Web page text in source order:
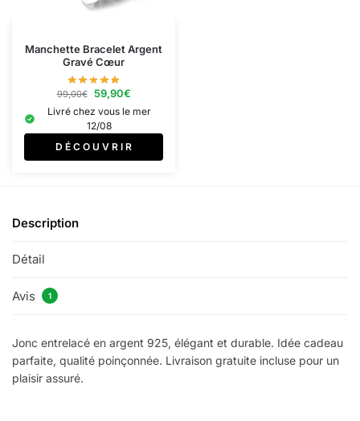
Manchette Bracelet Argent
Gravé Cœur
99,00€ 59,90€
Livré chez vous le mer
12/08
D É C O U V R I R
Description
Détail
Avis 1
Jonc entrelacé en argent 925, élégant et durable. Idée cadeau
parfaite, qualité poinçonnée. Livraison gratuite incluse pour un
plaisir assuré.